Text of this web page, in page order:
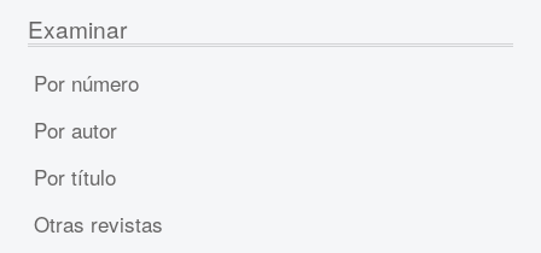
Examinar
Por número
Por autor
Por título
Otras revistas